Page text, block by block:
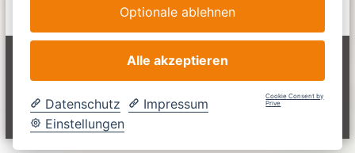
L-Team Baumaschinen GmbH
Impressum
Haftungsausschluss Datenschutz
Optionale ablehnen
Alle akzeptieren
Datenschutz
Impressum
Einstellungen
Cookie Consent by
Prive